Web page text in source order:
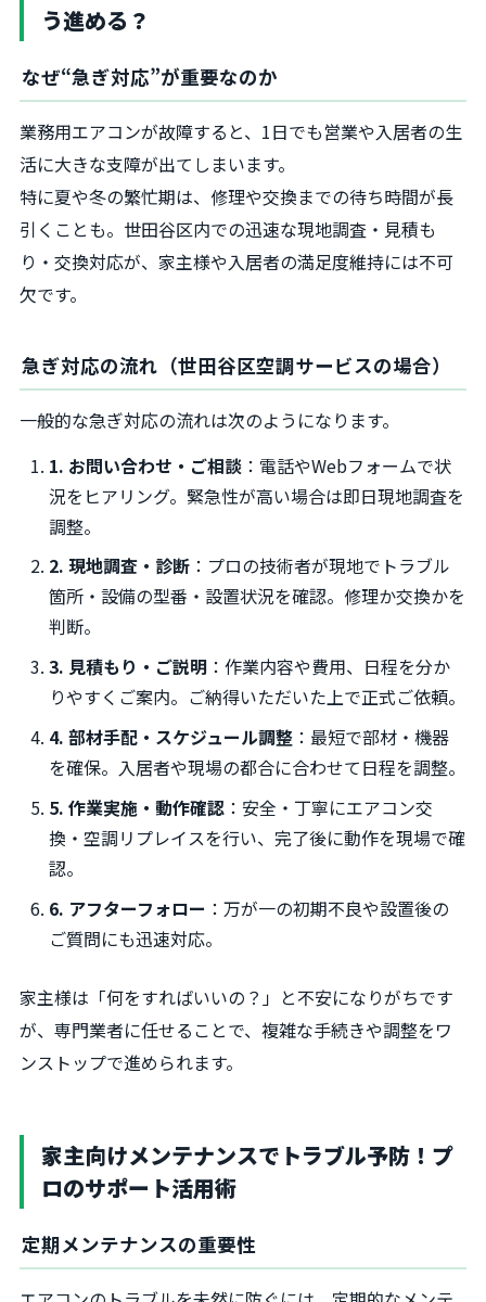
う進める？
なぜ“急ぎ対応”が重要なのか
業務用エアコンが故障すると、1日でも営業や入居者の生
活に大きな支障が出てしまいます。
特に夏や冬の繁忙期は、修理や交換までの待ち時間が長
引くことも。世田谷区内での迅速な現地調査・見積も
り・交換対応が、家主様や入居者の満足度維持には不可
欠です。
急ぎ対応の流れ（世田谷区空調サービスの場合）
一般的な急ぎ対応の流れは次のようになります。
1. お問い合わせ・ご相談 ：電話やWebフォームで状
況をヒアリング。緊急性が高い場合は即日現地調査を
調整。
2. 現地調査・診断 ：プロの技術者が現地でトラブル
箇所・設備の型番・設置状況を確認。修理か交換かを
判断。
3. 見積もり・ご説明 ：作業内容や費用、日程を分か
りやすくご案内。ご納得いただいた上で正式ご依頼。
4. 部材手配・スケジュール調整 ：最短で部材・機器
を確保。入居者や現場の都合に合わせて日程を調整。
5. 作業実施・動作確認 ：安全・丁寧にエアコン交
換・空調リプレイスを行い、完了後に動作を現場で確
認。
6. アフターフォロー ：万が一の初期不良や設置後の
ご質問にも迅速対応。
家主様は「何をすればいいの？」と不安になりがちです
が、専門業者に任せることで、複雑な手続きや調整をワ
ンストップで進められます。
家主向けメンテナンスでトラブル予防！プ
ロのサポート活用術
定期メンテナンスの重要性